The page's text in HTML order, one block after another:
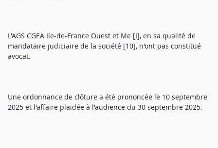
L'AGS CGEA Ile-de-France Ouest et Me [I], en sa qualité de
mandataire judiciaire de la société [10], n'ont pas constitué
avocat.
Une ordonnance de clôture a été prononcée le 10 septembre
2025 et l'affaire plaidée à l'audience du 30 septembre 2025.